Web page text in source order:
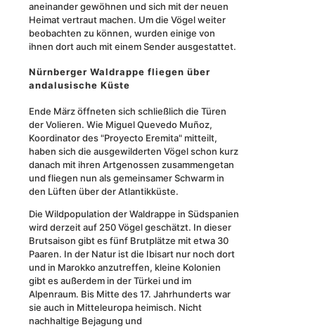
aneinander gewöhnen und sich mit der neuen
Heimat vertraut machen. Um die Vögel weiter
beobachten zu können, wurden einige von
ihnen dort auch mit einem Sender ausgestattet.
Nürnberger Waldrappe fliegen über
andalusische Küste
Ende März öffneten sich schließlich die Türen
der Volieren. Wie Miguel Quevedo Muñoz,
Koordinator des "Proyecto Eremita" mitteilt,
haben sich die ausgewilderten Vögel schon kurz
danach mit ihren Artgenossen zusammengetan
und fliegen nun als gemeinsamer Schwarm in
den Lüften über der Atlantikküste.
Die Wildpopulation der Waldrappe in Südspanien
wird derzeit auf 250 Vögel geschätzt. In dieser
Brutsaison gibt es fünf Brutplätze mit etwa 30
Paaren. In der Natur ist die Ibisart nur noch dort
und in Marokko anzutreffen, kleine Kolonien
gibt es außerdem in der Türkei und im
Alpenraum. Bis Mitte des 17. Jahrhunderts war
sie auch in Mitteleuropa heimisch. Nicht
nachhaltige Bejagung und